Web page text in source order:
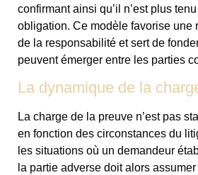
confirmant ainsi qu’il n’est plus
obligation. Ce modèle favorise une
de la responsabilité et sert de
peuvent émerger entre les parties
La dynamique de la
La charge de la preuve n’est pas
en fonction des circonstances du
les situations où un demandeur
la partie adverse doit alors